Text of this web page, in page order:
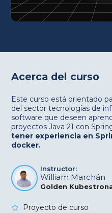
Acerca del curso
Este curso está orientado
del sector tecnologías de
software que deseen
proyectos Java 21 con
tener experiencia en
docker.
Instructor:
William Marchán
Golden
Proyecto de curso